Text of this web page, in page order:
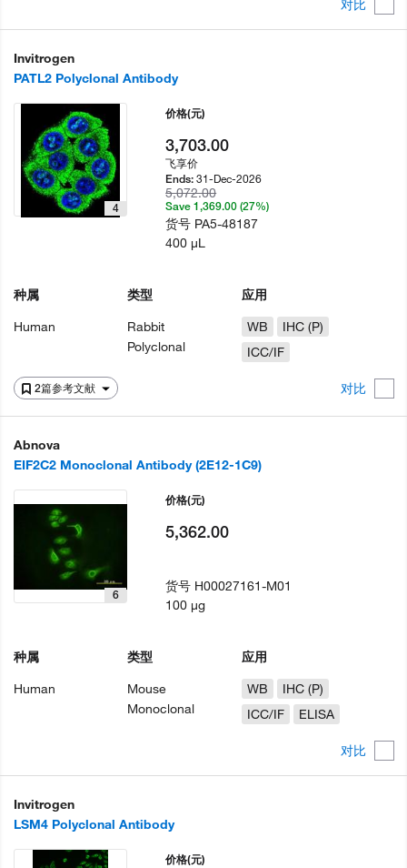
对比
Invitrogen
PATL2 Polyclonal Antibody
2篇参考文献 对比
4
种属
Human
类型
Rabbit
Polyclonal
应用
WB
IHC (P)
ICC/IF
价格(元)
3,703.00
飞享价
Ends:31-Dec-2026
5,072.00
Save 1,369.00 (27%)
货号 PA5-48187
400 µL
Abnova
EIF2C2 Monoclonal Antibody (2E12-1C9)
对比
6
种属
Human
类型
Mouse
Monoclonal
应用
WB
IHC (P)
ICC/IF
ELISA
价格(元)
5,362.00
货号 H00027161-M01
100 µg
Invitrogen
LSM4 Polyclonal Antibody
价格(元)